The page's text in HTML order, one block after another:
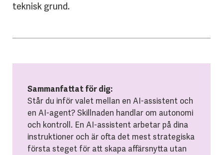
teknisk grund.
Sammanfattat för dig:
Står du inför valet mellan en AI-assistent och
en AI-agent? Skillnaden handlar om autonomi
och kontroll. En AI-assistent arbetar på dina
instruktioner och är ofta det mest strategiska
första steget för att skapa affärsnytta utan